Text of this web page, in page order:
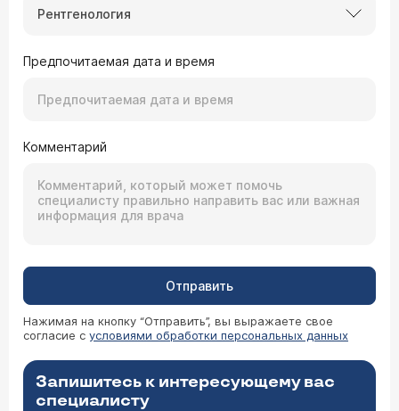
Рентгенология
Предпочитаемая дата и время
Комментарий
Отправить
Нажимая на кнопку “Отправить”, вы выражаете свое
согласие с условиями обработки персональных данных
Запишитесь к интересующему вас
специалисту